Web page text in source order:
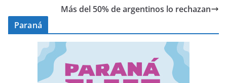
Más del 50% de argentinos lo rechazan
Paraná